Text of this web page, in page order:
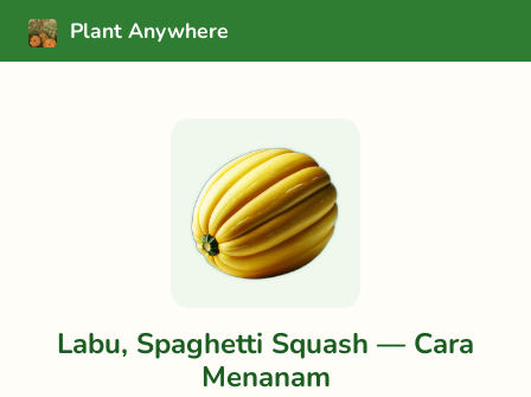
Plant Anywhere
Labu, Spaghetti Squash — Cara
Menanam